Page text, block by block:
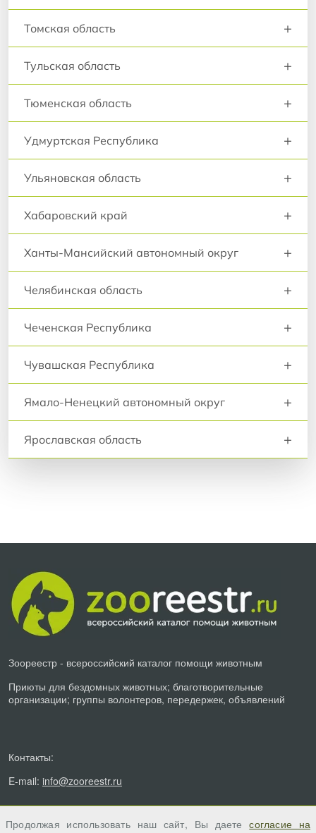
Томская область +
Тульская область +
Тюменская область +
Удмуртская Республика +
Ульяновская область +
Хабаровский край +
Ханты-Мансийский автономный округ +
Челябинская область +
Чеченская Республика +
Чувашская Республика +
Ямало-Ненецкий автономный округ +
Ярославская область +
Зоореестр - всероссийский каталог помощи животным
Приюты для бездомных животных; благотворительные
организации; группы волонтеров, передержек, объявлений
Контакты:
E-mail: info@zooreestr.ru
Продолжая использовать наш сайт, Вы даетесогласие на